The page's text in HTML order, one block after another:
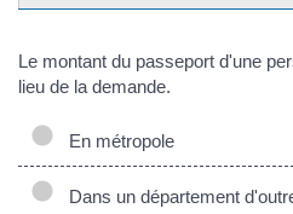
Le montant du passeport d'une
lieu de la demande.
En métropole
Dans un département